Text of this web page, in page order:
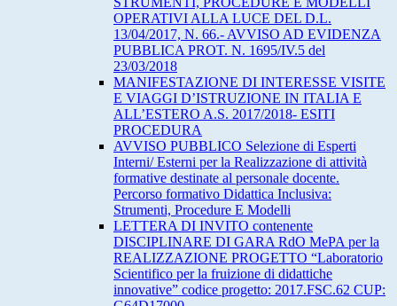
OPERATIVI ALLA LUCE DEL D.L.
13/04/2017, N. 66.- AVVISO AD EVIDENZA
PUBBLICA PROT. N. 1695/IV.5 del
23/03/2018
MANIFESTAZIONE DI INTERESSE VISITE
E VIAGGI D’ISTRUZIONE IN ITALIA E
ALL’ESTERO A.S. 2017/2018- ESITI
PROCEDURA
AVVISO PUBBLICO Selezione di Esperti
Interni/ Esterni per la Realizzazione di attività
formative destinate al personale docente.
Percorso formativo Didattica Inclusiva:
Strumenti, Procedure E Modelli
LETTERA DI INVITO contenente
DISCIPLINARE DI GARA RdO MePA per la
REALIZZAZIONE PROGETTO “Laboratorio
Scientifico per la fruizione di didattiche
innovative” codice progetto: 2017.FSC.62 CUP: